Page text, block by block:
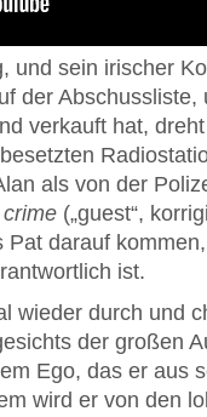
und sein irischer
der Abschussliste,
verkauft hat,
als von der
(„guest“,
darauf
ist.
wieder durch und
der großen
Ego, das er aus
wird er von den